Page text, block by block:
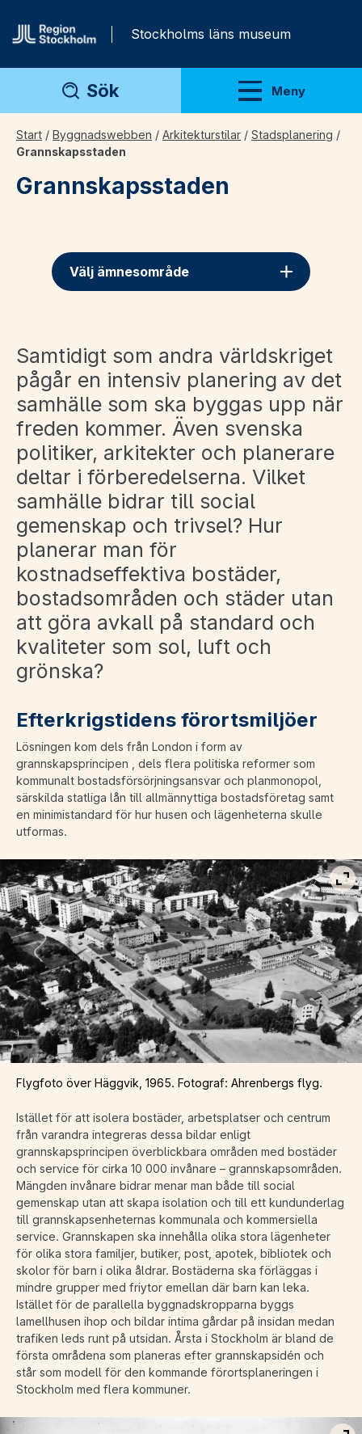
Stockholms läns museum
Sök Meny
Visa meny
Start / Byggnadswebben / Arkitekturstilar / Stadsplanering /
Grannskapsstaden
Grannskapsstaden
Välj ämnesområde
Samtidigt som andra världskriget
pågår en intensiv planering av det
samhälle som ska byggas upp när
freden kommer. Även svenska
politiker, arkitekter och planerare
deltar i förberedelserna. Vilket
samhälle bidrar till social
gemenskap och trivsel? Hur
planerar man för
kostnadseffektiva bostäder,
bostadsområden och städer utan
att göra avkall på standard och
kvaliteter som sol, luft och
grönska?
Efterkrigstidens förortsmiljöer
Lösningen kom dels från London i form av
grannskapsprincipen , dels flera politiska reformer som
kommunalt bostadsförsörjningsansvar och planmonopol,
särskilda statliga lån till allmännyttiga bostadsföretag samt
en minimistandard för hur husen och lägenheterna skulle
utformas.
Flygfoto över Häggvik, 1965. Fotograf: Ahrenbergs flyg.
Istället för att isolera bostäder, arbetsplatser och centrum
från varandra integreras dessa bildar enligt
grannskapsprincipen överblickbara områden med bostäder
och service för cirka 10 000 invånare – grannskapsområden.
Mängden invånare bidrar menar man både till social
gemenskap utan att skapa isolation och till ett kundunderlag
till grannskapsenheternas kommunala och kommersiella
service. Grannskapen ska innehålla olika stora lägenheter
för olika stora familjer, butiker, post, apotek, bibliotek och
skolor för barn i olika åldrar. Bostäderna ska förläggas i
mindre grupper med friytor emellan där barn kan leka.
Istället för de parallella byggnadskropparna byggs
lamellhusen ihop och bildar intima gårdar på insidan medan
trafiken leds runt på utsidan. Årsta i Stockholm är bland de
första områdena som planeras efter grannskapsidén och
står som modell för den kommande förortsplaneringen i
Stockholm med flera kommuner.